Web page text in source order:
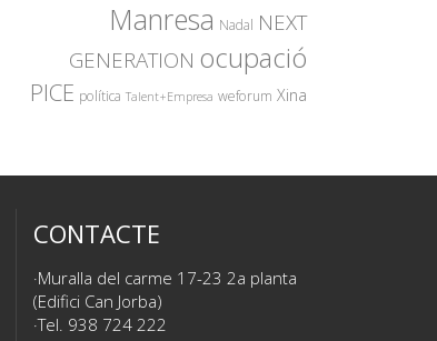
Manresa Nadal NEXT
GENERATION ocupació
PICE política Talent+Empresa weforum Xina
CONTACTE
Muralla del carme 17-23 2a planta
(Edifici Can Jorba)
Tel. 938 724 222